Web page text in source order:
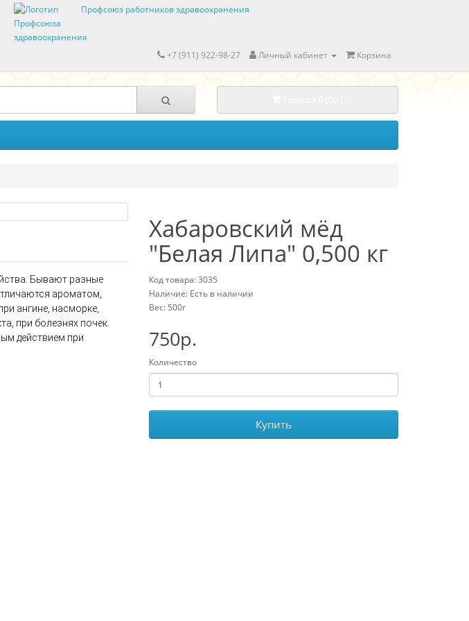
Профсоюз работников здравоохранения
+7 (911) 922-98-27 Личный кабинет Корзина
Бывают разные
ароматом,
ангине, насморке,
при болезнях почек.
действием при
Хабаровский мёд
"Белая Липа" 0,500 кг
Код товара: 3035
Наличие: Есть в наличии
Вес: 500г
750р.
Количество
Купить